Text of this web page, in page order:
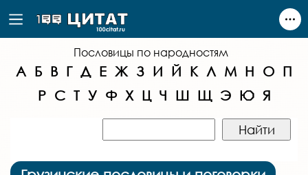
Пословицы по народностям
А Б В Г Д Е Ж З И Й К Л М Н О П
Р С Т У Ф Х Ц Ч Ш Щ Э Ю Я